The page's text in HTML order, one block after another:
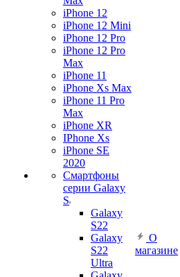
iPhone 12
iPhone 12 Mini
iPhone 12 Pro
iPhone 12 Pro
Max
iPhone 11
iPhone Xs Max
iPhone 11 Pro
Max
iPhone XR
IPhone Xs
iPhone SE
2020
Смартфоны
серии Galaxy
S
Galaxy
S22
Galaxy
S22
Ultra
О
магазине